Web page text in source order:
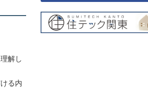
解し
る内